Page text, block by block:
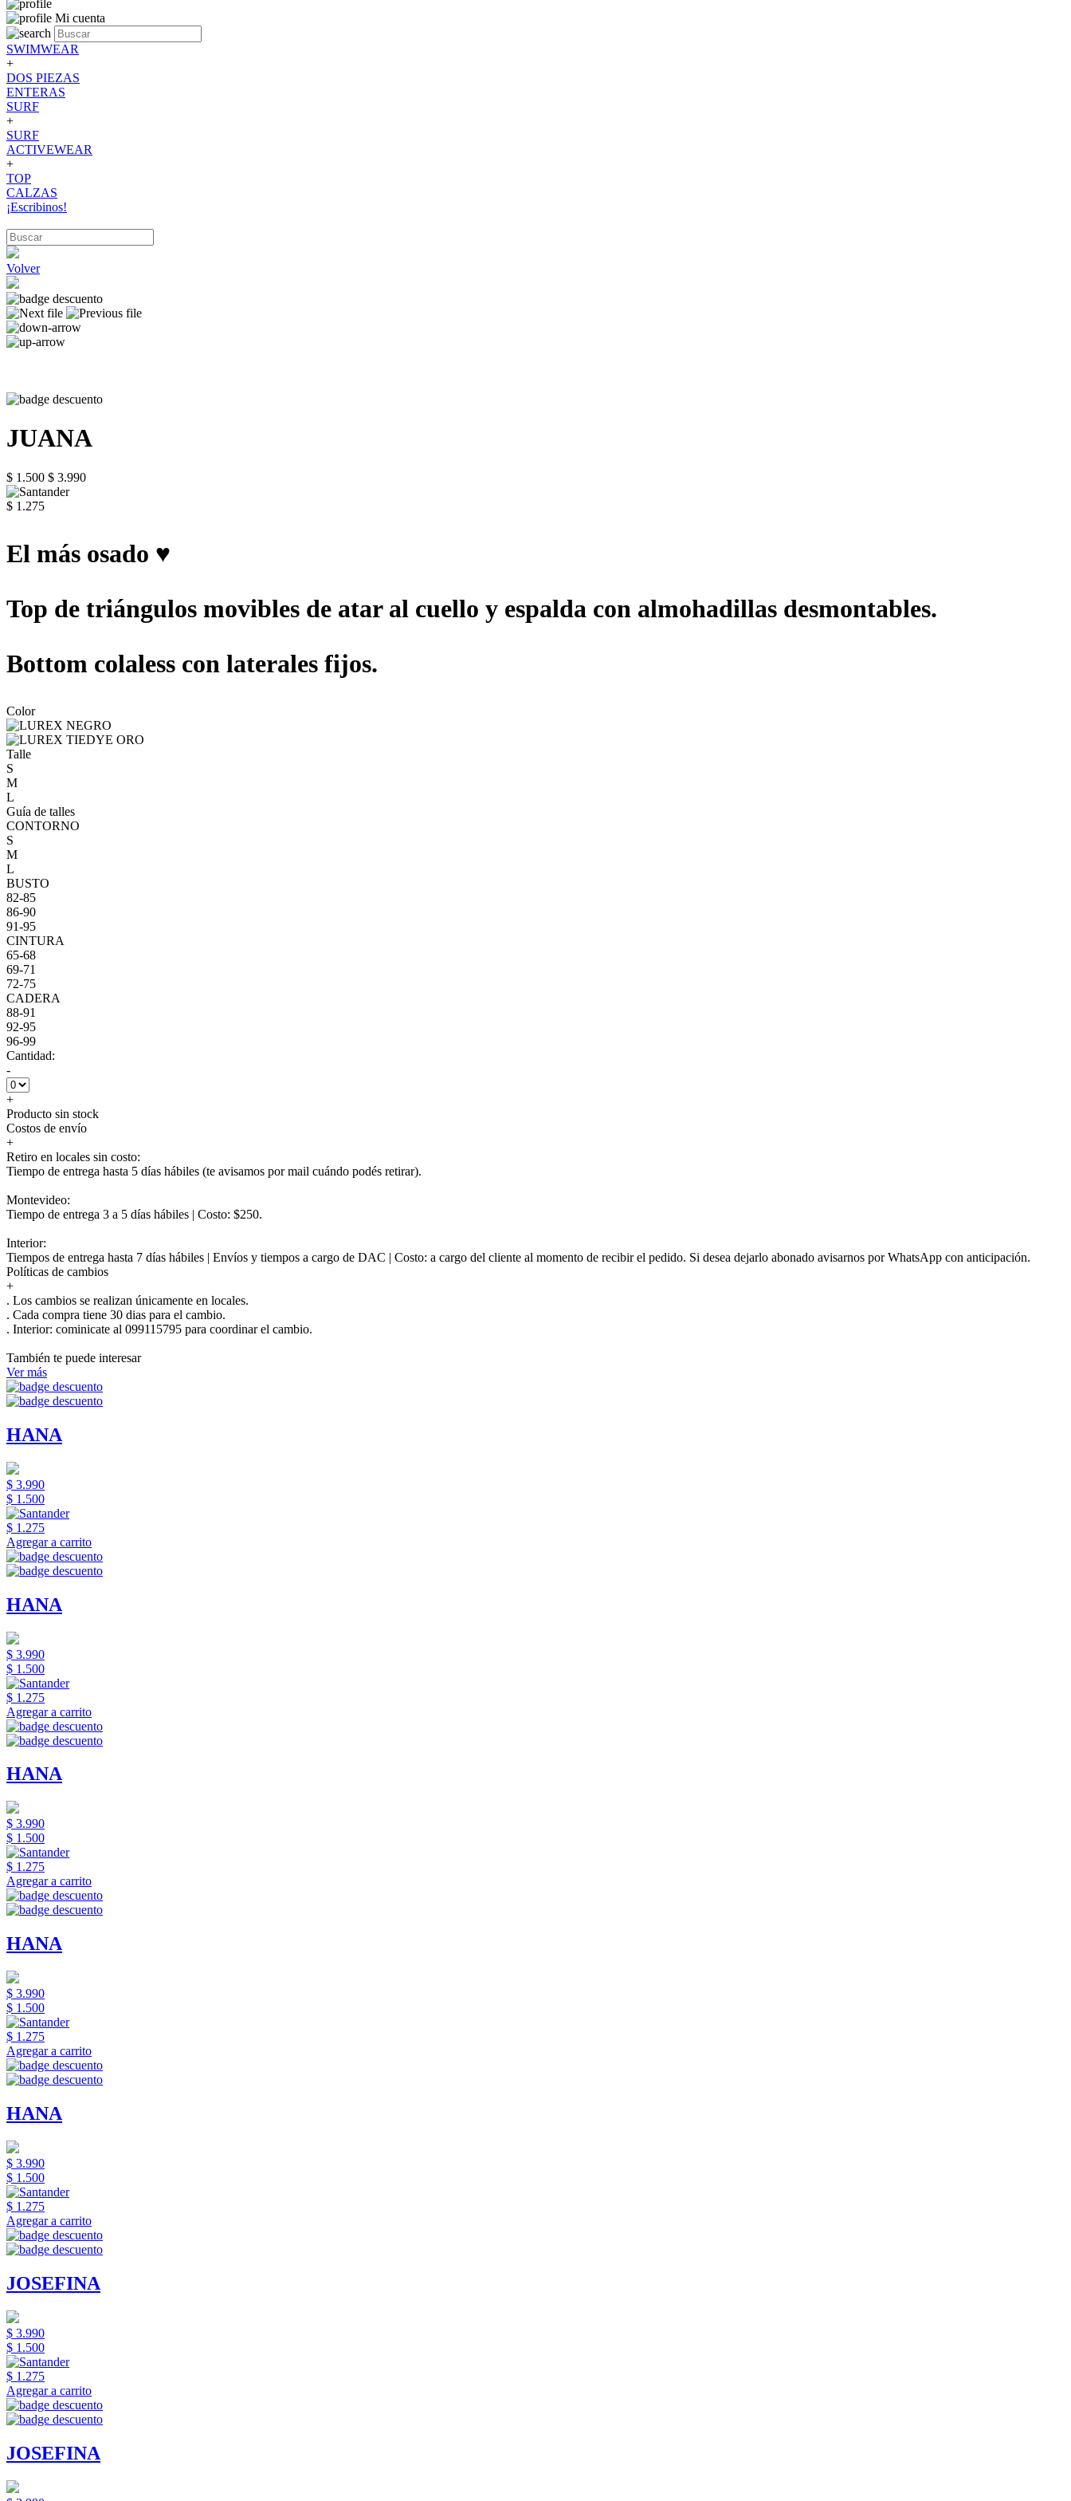
Mi cuenta
SWIMWEAR
+
DOS PIEZAS
ENTERAS
SURF
+
SURF
ACTIVEWEAR
+
TOP
CALZAS
¡Escribinos!
Volver
JUANA
$ 1.500 $ 3.990
$ 1.275
El más osado ♥
Top de triángulos movibles de atar al cuello y espalda con almohadillas desmontables.
Bottom colaless con laterales fijos.
Color
Talle
S
M
L
Guía de talles
CONTORNO
S
M
L
BUSTO
82-85
86-90
91-95
CINTURA
65-68
69-71
72-75
CADERA
88-91
92-95
96-99
Cantidad:
-
+
Producto sin stock
Costos de envío
+
Retiro en locales sin costo:
Tiempo de entrega hasta 5 días hábiles (te avisamos por mail cuándo podés retirar).
Montevideo:
Tiempo de entrega 3 a 5 días hábiles | Costo: $250.
Interior:
Tiempos de entrega hasta 7 días hábiles | Envíos y tiempos a cargo de DAC | Costo: a cargo del cliente al momento de recibir el pedido. Si desea dejarlo abonado avisarnos por WhatsApp con anticipación.
Políticas de cambios
+
. Los cambios se realizan únicamente en locales.
. Cada compra tiene 30 dias para el cambio.
. Interior: cominicate al 099115795 para coordinar el cambio.
También te puede interesar
Ver más
HANA
$ 3.990
$ 1.500
$ 1.275
Agregar a carrito
HANA
$ 3.990
$ 1.500
$ 1.275
Agregar a carrito
HANA
$ 3.990
$ 1.500
$ 1.275
Agregar a carrito
HANA
$ 3.990
$ 1.500
$ 1.275
Agregar a carrito
HANA
$ 3.990
$ 1.500
$ 1.275
Agregar a carrito
JOSEFINA
$ 3.990
$ 1.500
$ 1.275
Agregar a carrito
JOSEFINA